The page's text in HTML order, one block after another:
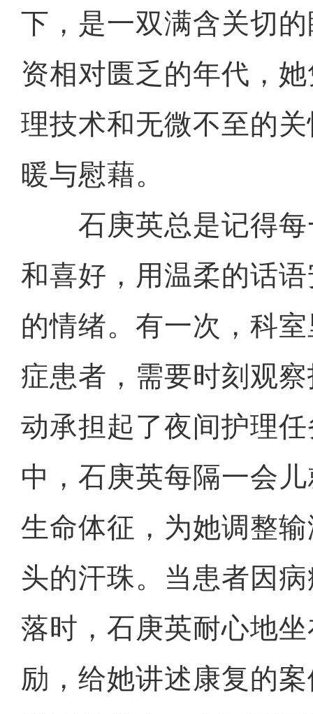
下，是一双满含关切
资相对匮乏的年代，
理技术和无微不至的
暖与慰藉。
石庚英总是记得每
和喜好，用温柔的话
的情绪。有一次，科
症患者，需要时刻观
动承担起了夜间护理
中，石庚英每隔一会
生命体征，为她调整
头的汗珠。当患者因
落时，石庚英耐心地
励，给她讲述康复的